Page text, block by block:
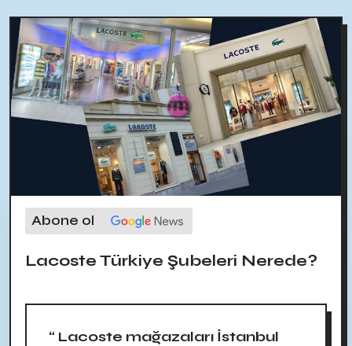
Abone ol
Lacoste Türkiye Şubeleri Nerede?
“ Lacoste mağazaları İstanbul